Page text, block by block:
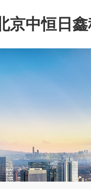
京中恒日